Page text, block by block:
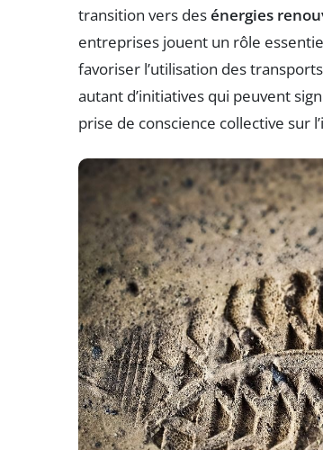
transition vers desénergies
entreprises jouent un rôle
favoriser l’utilisation des
autant d’initiatives qui peuvent
prise de conscience collective sur